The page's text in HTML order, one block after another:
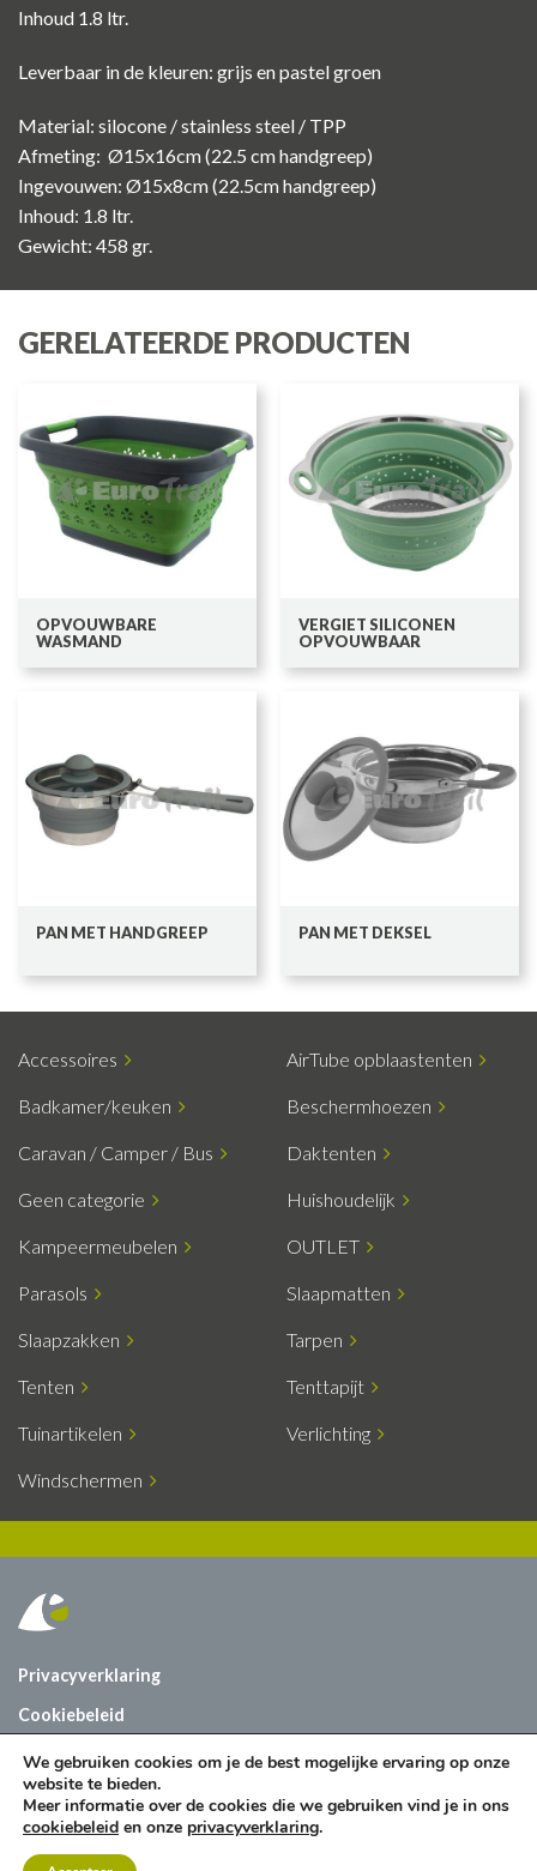
Inhoud 1.8 ltr.
Leverbaar in de kleuren: grijs en pastel groen
Material: silocone / stainless steel / TPP
Afmeting: Ø15x16cm (22.5 cm handgreep)
Ingevouwen: Ø15x8cm (22.5cm handgreep)
Inhoud: 1.8 ltr.
Gewicht: 458 gr.
GERELATEERDE PRODUCTEN
OPVOUWBARE
WASMAND
VERGIET SILICONEN
OPVOUWBAAR
PAN MET HANDGREEP PAN MET DEKSEL
Accessoires AirTube opblaastenten
Badkamer/keuken Beschermhoezen
Caravan / Camper / Bus Daktenten
Geen categorie Huishoudelijk
Kampeermeubelen OUTLET
Parasols Slaapmatten
Slaapzakken Tarpen
Tenten Tenttapijt
Tuinartikelen Verlichting
Windschermen
Privacyverklaring
Cookiebeleid
Vacatures
Contact
We gebruiken cookies om je de best mogelijke ervaring op onze
website te bieden.
Meer informatie over de cookies die we gebruiken vind je in ons
cookiebeleid en onze privacyverklaring.